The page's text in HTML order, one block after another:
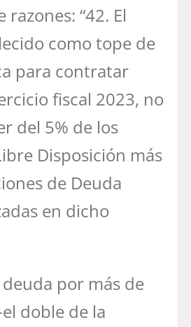
“42. El
como tope de
para contratar
fiscal 2023, no
del 5% de los
Disposición más
de Deuda
en dicho
por más de
doble de la